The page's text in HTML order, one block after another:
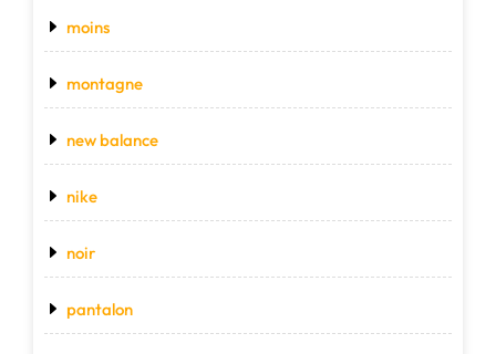
moins
montagne
new balance
nike
noir
pantalon